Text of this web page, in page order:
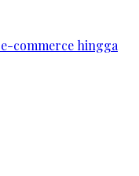
commerce hingga